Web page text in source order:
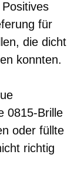
für
die dicht
konnten.
0815-Brille
oder füllte
richtig